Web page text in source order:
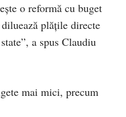
o reformă cu buget
plățile directe
a spus Claudiu
mai mici, precum